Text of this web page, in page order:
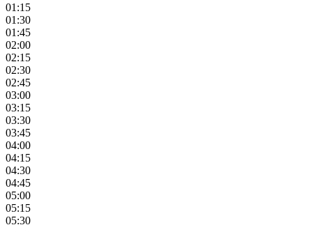
01:15
01:30
01:45
02:00
02:15
02:30
02:45
03:00
03:15
03:30
03:45
04:00
04:15
04:30
04:45
05:00
05:15
05:30